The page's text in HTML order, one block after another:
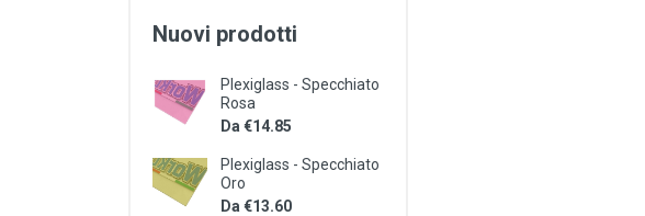
Nuovi prodotti
Plexiglass - Specchiato
Rosa
Da €14.85
Plexiglass - Specchiato
Oro
Da €13.60